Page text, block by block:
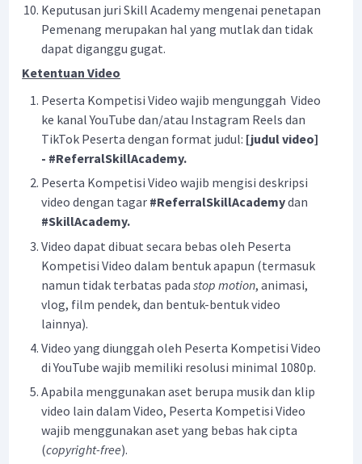
Keputusan juri Skill Academy mengenai penetapan
Pemenang merupakan hal yang mutlak dan tidak
dapat diganggu gugat.
Ketentuan Video
Peserta Kompetisi Video wajib mengunggah Video
ke kanal YouTube dan/atau Instagram Reels dan
TikTok Peserta dengan format judul: [judul video]
- #ReferralSkillAcademy.
Peserta Kompetisi Video wajib mengisi deskripsi
video dengan tagar #ReferralSkillAcademydan
#SkillAcademy.
Video dapat dibuat secara bebas oleh Peserta
Kompetisi Video dalam bentuk apapun (termasuk
namun tidak terbatas padastop motion, animasi,
vlog, film pendek, dan bentuk-bentuk video
lainnya).
Video yang diunggah oleh Peserta Kompetisi Video
di YouTube wajib memiliki resolusi minimal 1080p.
Apabila menggunakan aset berupa musik dan klip
video lain dalam Video, Peserta Kompetisi Video
wajib menggunakan aset yang bebas hak cipta
(copyright-free).